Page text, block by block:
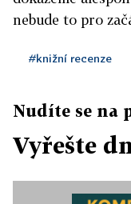
nebude to pro
#knižní recenze
Nudíte se na
Vyřešte